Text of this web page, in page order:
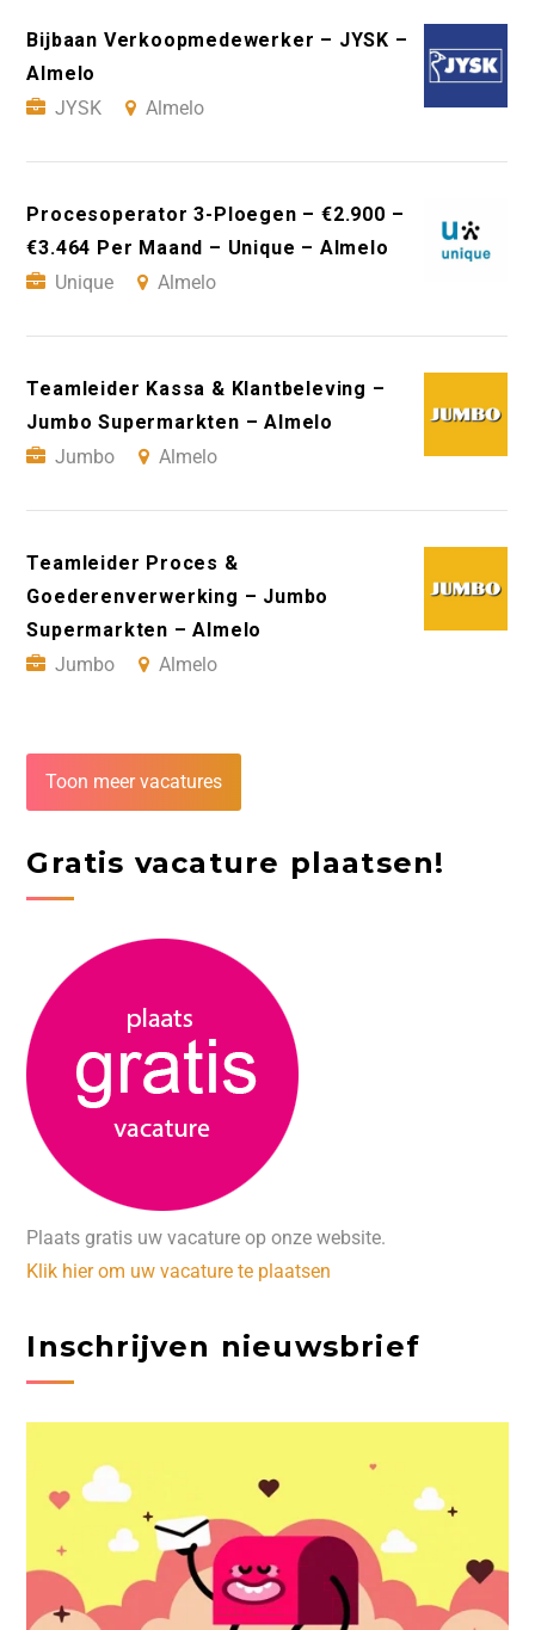
Bijbaan Verkoopmedewerker – JYSK –
Almelo
JYSK
Almelo
Procesoperator 3-Ploegen – €2.900 –
€3.464 Per Maand – Unique – Almelo
Unique
Almelo
Teamleider Kassa & Klantbeleving –
Jumbo Supermarkten – Almelo
Jumbo
Almelo
Teamleider Proces &
Goederenverwerking – Jumbo
Supermarkten – Almelo
Jumbo
Almelo
Toon meer vacatures
Gratis vacature plaatsen!
Plaats gratis uw vacature op onze website.
Klik hier om uw vacature te plaatsen
Inschrijven nieuwsbrief